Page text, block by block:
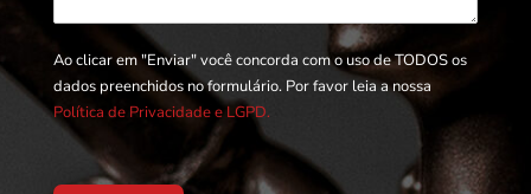
Ao clicar em "Enviar" você concorda com o uso de TODOS os
dados preenchidos no formulário. Por favor leia a nossa
Política de Privacidade e LGPD.